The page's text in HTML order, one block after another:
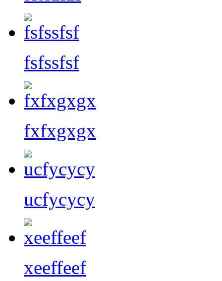
fsfssfsf
fxfxgxgx
ucfycycy
xeeffeef